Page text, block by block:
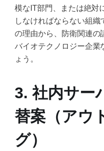
模なIT部門、または絶対
しなければならない組織
の理由から、防衛関連の
バイオテクノロジー企業
ょう。
3. 社内サー
替案（アウ
グ）